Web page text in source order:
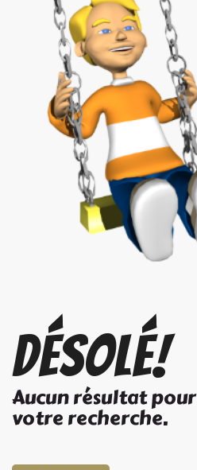
Désolé!
Aucun résultat pour
votre recherche.